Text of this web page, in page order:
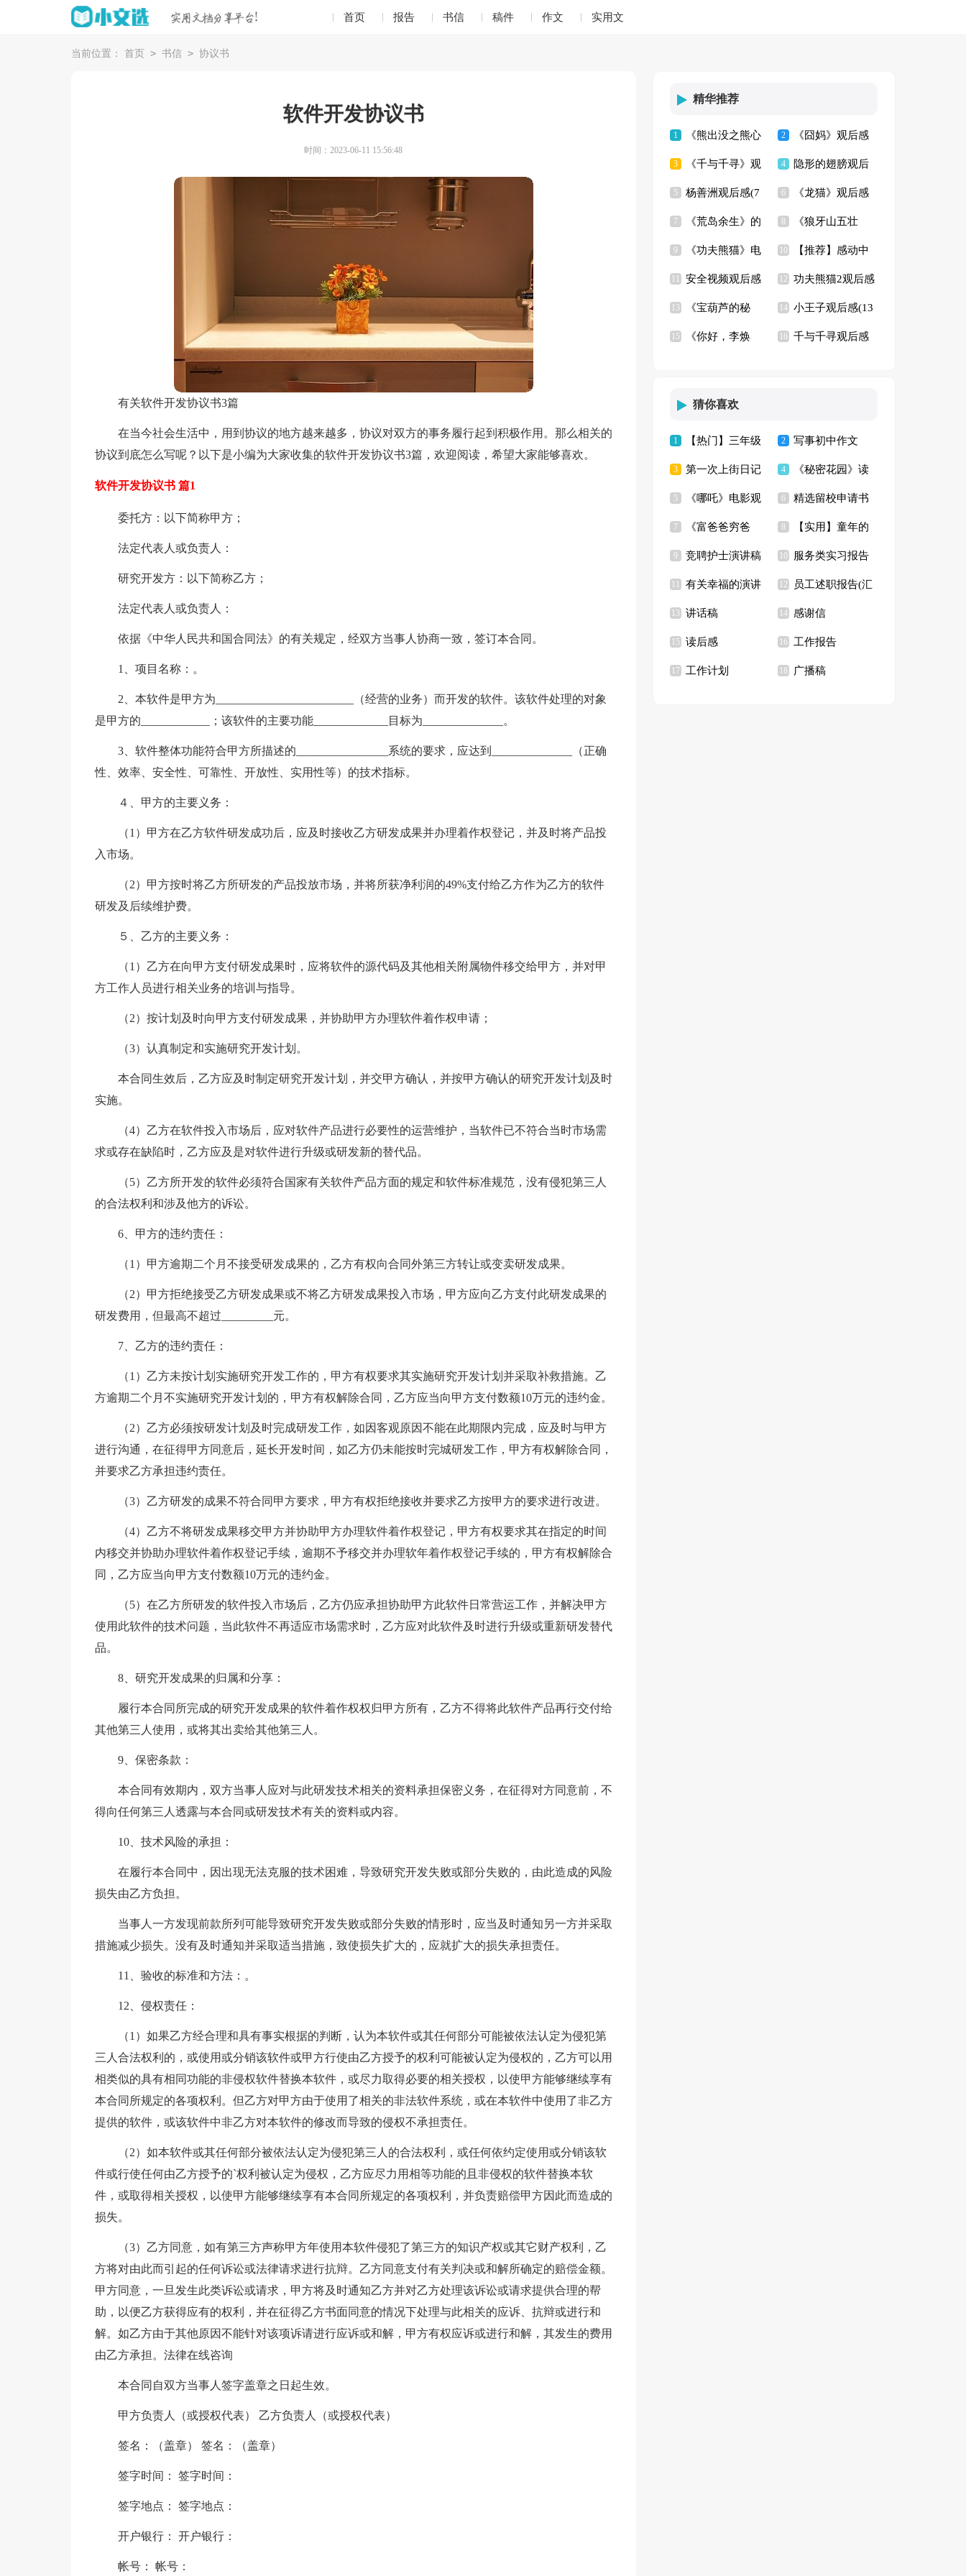
首页 报告 书信 稿件 作文 实用文
当前位置： 首页 > 书信 > 协议书
软件开发协议书
时间：2023-06-11 15:56:48
有关软件开发协议书3篇
在当今社会生活中，用到协议的地方越来越多，协议对双方的事务履行起到积极作用。那么相关的
协议到底怎么写呢？以下是小编为大家收集的软件开发协议书3篇，欢迎阅读，希望大家能够喜欢。
软件开发协议书 篇1
委托方：以下简称甲方；
法定代表人或负责人：
研究开发方：以下简称乙方；
法定代表人或负责人：
依据《中华人民共和国合同法》的有关规定，经双方当事人协商一致，签订本合同。
1、项目名称：。
2、本软件是甲方为________________________（经营的业务）而开发的软件。该软件处理的对象
是甲方的____________；该软件的主要功能_____________目标为______________。
3、软件整体功能符合甲方所描述的________________系统的要求，应达到______________（正确
性、效率、安全性、可靠性、开放性、实用性等）的技术指标。
４、甲方的主要义务：
（1）甲方在乙方软件研发成功后，应及时接收乙方研发成果并办理着作权登记，并及时将产品投
入市场。
（2）甲方按时将乙方所研发的产品投放市场，并将所获净利润的49%支付给乙方作为乙方的软件
研发及后续维护费。
５、乙方的主要义务：
（1）乙方在向甲方支付研发成果时，应将软件的源代码及其他相关附属物件移交给甲方，并对甲
方工作人员进行相关业务的培训与指导。
（2）按计划及时向甲方支付研发成果，并协助甲方办理软件着作权申请；
（3）认真制定和实施研究开发计划。
本合同生效后，乙方应及时制定研究开发计划，并交甲方确认，并按甲方确认的研究开发计划及时
实施。
（4）乙方在软件投入市场后，应对软件产品进行必要性的运营维护，当软件已不符合当时市场需
求或存在缺陷时，乙方应及是对软件进行升级或研发新的替代品。
（5）乙方所开发的软件必须符合国家有关软件产品方面的规定和软件标准规范，没有侵犯第三人
的合法权利和涉及他方的诉讼。
6、甲方的违约责任：
（1）甲方逾期二个月不接受研发成果的，乙方有权向合同外第三方转让或变卖研发成果。
（2）甲方拒绝接受乙方研发成果或不将乙方研发成果投入市场，甲方应向乙方支付此研发成果的
研发费用，但最高不超过_________元。
7、乙方的违约责任：
（1）乙方未按计划实施研究开发工作的，甲方有权要求其实施研究开发计划并采取补救措施。乙
方逾期二个月不实施研究开发计划的，甲方有权解除合同，乙方应当向甲方支付数额10万元的违约金。
（2）乙方必须按研发计划及时完成研发工作，如因客观原因不能在此期限内完成，应及时与甲方
进行沟通，在征得甲方同意后，延长开发时间，如乙方仍未能按时完城研发工作，甲方有权解除合同，
并要求乙方承担违约责任。
（3）乙方研发的成果不符合同甲方要求，甲方有权拒绝接收并要求乙方按甲方的要求进行改进。
（4）乙方不将研发成果移交甲方并协助甲方办理软件着作权登记，甲方有权要求其在指定的时间
内移交并协助办理软件着作权登记手续，逾期不予移交并办理软年着作权登记手续的，甲方有权解除合
同，乙方应当向甲方支付数额10万元的违约金。
（5）在乙方所研发的软件投入市场后，乙方仍应承担协助甲方此软件日常营运工作，并解决甲方
使用此软件的技术问题，当此软件不再适应市场需求时，乙方应对此软件及时进行升级或重新研发替代
品。
8、研究开发成果的归属和分享：
履行本合同所完成的研究开发成果的软件着作权权归甲方所有，乙方不得将此软件产品再行交付给
其他第三人使用，或将其出卖给其他第三人。
9、保密条款：
本合同有效期内，双方当事人应对与此研发技术相关的资料承担保密义务，在征得对方同意前，不
得向任何第三人透露与本合同或研发技术有关的资料或内容。
10、技术风险的承担：
在履行本合同中，因出现无法克服的技术困难，导致研究开发失败或部分失败的，由此造成的风险
损失由乙方负担。
当事人一方发现前款所列可能导致研究开发失败或部分失败的情形时，应当及时通知另一方并采取
措施减少损失。没有及时通知并采取适当措施，致使损失扩大的，应就扩大的损失承担责任。
11、验收的标准和方法：。
12、侵权责任：
（1）如果乙方经合理和具有事实根据的判断，认为本软件或其任何部分可能被依法认定为侵犯第
三人合法权利的，或使用或分销该软件或甲方行使由乙方授予的权利可能被认定为侵权的，乙方可以用
相类似的具有相同功能的非侵权软件替换本软件，或尽力取得必要的相关授权，以使甲方能够继续享有
本合同所规定的各项权利。但乙方对甲方由于使用了相关的非法软件系统，或在本软件中使用了非乙方
提供的软件，或该软件中非乙方对本软件的修改而导致的侵权不承担责任。
（2）如本软件或其任何部分被依法认定为侵犯第三人的合法权利，或任何依约定使用或分销该软
件或行使任何由乙方授予的`权利被认定为侵权，乙方应尽力用相等功能的且非侵权的软件替换本软
件，或取得相关授权，以使甲方能够继续享有本合同所规定的各项权利，并负责赔偿甲方因此而造成的
损失。
（3）乙方同意，如有第三方声称甲方年使用本软件侵犯了第三方的知识产权或其它财产权利，乙
方将对由此而引起的任何诉讼或法律请求进行抗辩。乙方同意支付有关判决或和解所确定的赔偿金额。
甲方同意，一旦发生此类诉讼或请求，甲方将及时通知乙方并对乙方处理该诉讼或请求提供合理的帮
助，以便乙方获得应有的权利，并在征得乙方书面同意的情况下处理与此相关的应诉、抗辩或进行和
解。如乙方由于其他原因不能针对该项诉请进行应诉或和解，甲方有权应诉或进行和解，其发生的费用
由乙方承担。法律在线咨询
本合同自双方当事人签字盖章之日起生效。
甲方负责人（或授权代表） 乙方负责人（或授权代表）
签名：（盖章） 签名：（盖章）
签字时间： 签字时间：
签字地点： 签字地点：
开户银行： 开户银行：
帐号： 帐号：
精华推荐
1 《熊出没之熊心
归来》观后感
2 《囧妈》观后感
(14篇)
3 《千与千寻》观
后感通用15篇
4 隐形的翅膀观后
感(集锦15篇)
5 杨善洲观后感(7
篇)
6 《龙猫》观后感
(汇编15篇)
7 《荒岛余生》的
观后感
8 《狼牙山五壮
士》观后感9篇
9 《功夫熊猫》电
影观后感
10 【推荐】感动中
国观后感
安全视频观后感 12 功夫熊猫2观后感
13篇
13 《宝葫芦的秘
密》观后感【热】
14 小王子观后感(13
篇)
15 《你好，李焕 16 千与千寻观后感
猜你喜欢
1 【热门】三年级
牡丹作文4篇
2 写事初中作文
3 第一次上街日记 4 《秘密花园》读
后感【精】
5 《哪吒》电影观
后感
6 精选留校申请书
范文合集九篇
7 《富爸爸穷爸
爸》读后感(15篇)
8 【实用】童年的
趣事五年级作文集合
9篇
9 竞聘护士演讲稿
集锦九篇
10 服务类实习报告
范文集锦5篇
有关幸福的演讲
稿4篇
12 员工述职报告(汇
编15篇)
13 讲话稿 14 感谢信
15 读后感 16 工作报告
17 工作计划 18 广播稿